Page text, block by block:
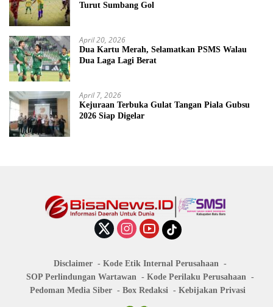
Turut Sumbang Gol
April 20, 2026
Dua Kartu Merah, Selamatkan PSMS Walau
Dua Laga Lagi Berat
April 7, 2026
Kejuraan Terbuka Gulat Tangan Piala Gubsu
2026 Siap Digelar
Disclaimer
Kode Etik Internal Perusahaan
SOP Perlindungan Wartawan
Kode Perilaku Perusahaan
Pedoman Media Siber
Box Redaksi Kebijakan Privasi